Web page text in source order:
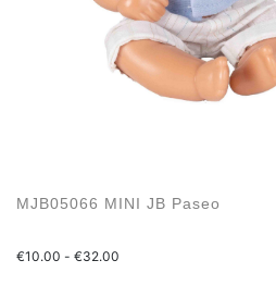
MJB05066 MINI JB Paseo
€10.00 - €32.00